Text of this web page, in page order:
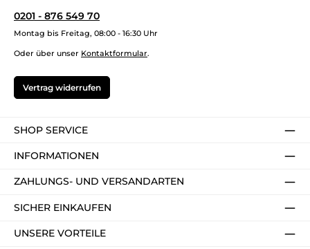
0201 - 876 549 70
Montag bis Freitag, 08:00 - 16:30 Uhr
Oder über unser Kontaktformular.
Vertrag widerrufen
SHOP SERVICE
INFORMATIONEN
ZAHLUNGS- UND VERSANDARTEN
SICHER EINKAUFEN
UNSERE VORTEILE